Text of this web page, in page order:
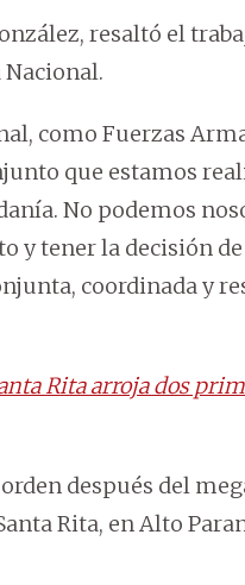
resaltó el
como Fuerzas
que estamos
No podemos
y tener la decisión
coordinada y
Rita arroja dos
después del
Rita, en Alto